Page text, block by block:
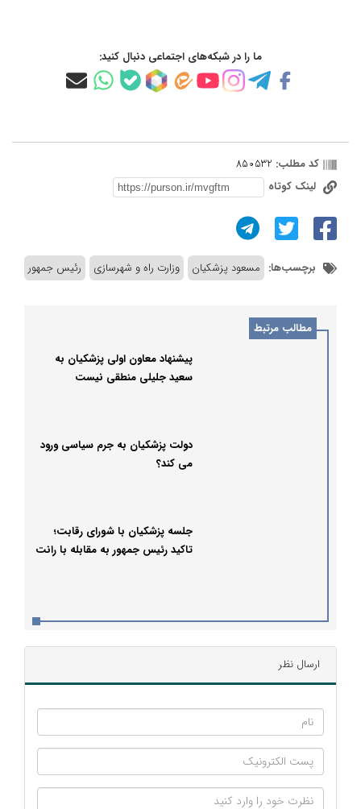
ما را در شبکه‌های اجتماعی دنبال کنید:
کد مطلب: 850532
لینک کوتاه
برچسب‌ها: مسعود پزشکیان وزارت راه و شهرسازی رئیس جمهور
مطالب مرتبط
پیشنهاد معاون اولی پزشکیان به
سعید جلیلی منطقی نیست
دولت پزشکیان به جرم سیاسی ورود
می کند؟
جلسه پزشکیان با شورای رقابت؛
تاکید رئیس جمهور به مقابله با رانت
ارسال نظر